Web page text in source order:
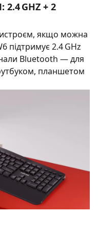
GHZ + 2
якщо можна
підтримує 2.4 GHz
Bluetooth — для
планшетом